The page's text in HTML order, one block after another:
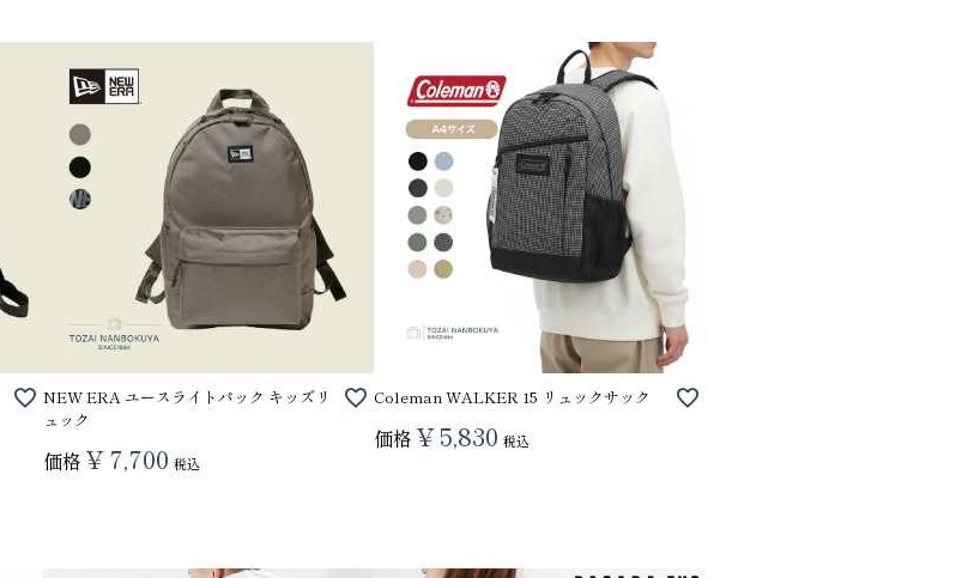
NEW ERA ユースライトパック キッズリ
ュック
価格 ¥ 7,700 税込
Coleman WALKER 15 リュックサック
価格 ¥5,830 税込